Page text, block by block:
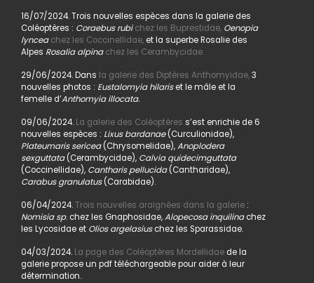
16/07/2024. Trois nouvelles espèces dans la galerie des
Coléoptères : Coraebus rubi chez les Buprestidae, Oenopia
lyncea chez les Coccinellidae,et la superbe Rosalie des
Alpes Rosalia alpina chez les Cerambycidae.
29/06/2024. Dans la galerie des Diptères Anthomyidae,3
nouvelles photos : Eustalomyia hilariset le mâle et la
femelle d’Anthomyia illocata.
09/06/2024.La galerie des Coléoptères s’est enrichie de 6
nouvelles espèces : Lixus bardanae(Curculionidae),
Plateumaris sericea(Chrysomelidae),Anoplodera
sexguttata(Cerambycidae), Calvia quidecimguttata
(Coccinellidae), Cantharis pellucida(Cantharidae),
Carabus granulatus(Carabidae).
06/04/2024.Trois nouvelles araignées dans la galerie:
Nomisia sp. chez les Gnaphosidae,Alopecosa inquilinachez
les Lycosidae et Olios argelasiuschez les Sparassidae.
04/03/2024. La page des Coléoptères Mordellidaede la
galerie propose un pdf téléchargeable pour aider à leur
détermination.